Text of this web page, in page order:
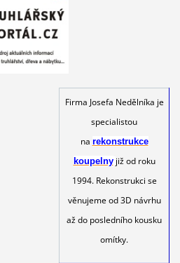
Firma Josefa Nedělníka je
specialistou
na rekonstrukce
koupelny již od roku
1994. Rekonstrukci se
věnujeme od 3D návrhu
až do posledního kousku
omítky.